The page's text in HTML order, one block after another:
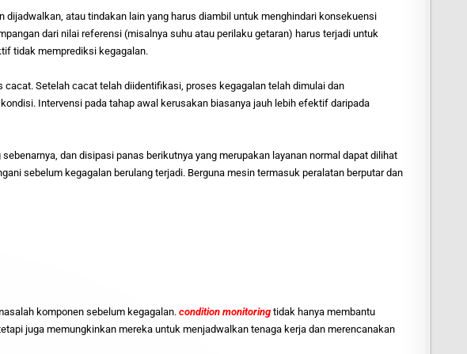
dijadwalkan, atau tindakan lain yang harus diambil untuk menghindari konsekuensi
dari nilai referensi (misalnya suhu atau perilaku getaran) harus terjadi untuk
tidak memprediksi kegagalan.
Setelah cacat telah diidentifikasi, proses kegagalan telah dimulai dan
Intervensi pada tahap awal kerusakan biasanya jauh lebih efektif daripada
dan disipasi panas berikutnya yang merupakan layanan normal dapat dilihat
sebelum kegagalan berulang terjadi. Berguna mesin termasuk peralatan berputar dan
komponen sebelum kegagalan.condition monitoring tidak hanya membantu
juga memungkinkan mereka untuk menjadwalkan tenaga kerja dan merencanakan